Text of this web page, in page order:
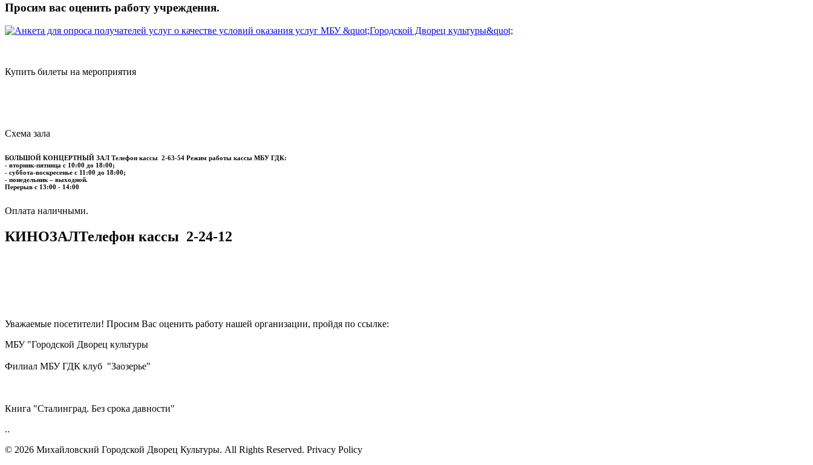
Просим вас оценить работу учреждения.
Купить билеты на мероприятия
Схема зала
БОЛЬШОЙ КОНЦЕРТНЫЙ ЗАЛ Телефон кассы 2-63-54 Режим работы кассы МБУ ГДК:
- вторник-пятница с 10:00 до 18:00;
- суббота-воскресенье с 11:00 до 18:00;
- понедельник – выходной.
Перерыв с 13:00 - 14:00
​​​​​​​Оплата наличными.
КИНОЗАЛТелефон кассы 2-24-12
Уважаемые посетители! Просим Вас оценить работу нашей организации, пройдя по ссылке:
МБУ "Городской Дворец культуры
Филиал МБУ ГДК клуб "Заозерье"
Книга "Сталинград. Без срока давности"
..
© 2026 Михайловский Городской Дворец Культуры. All Rights Reserved. Privacy Policy